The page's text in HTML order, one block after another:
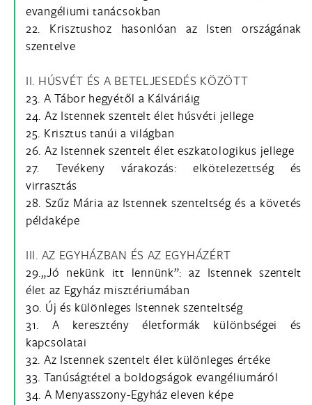
evangéliumi tanácsokban
22. Krisztushoz hasonlóan az Isten országának
szentelve
II. HÚSVÉT ÉS A BETELJESEDÉS KÖZÖTT
23. A Tábor hegyétől a Kálváriáig
24. Az Istennek szentelt élet húsvéti jellege
25. Krisztus tanúi a világban
26. Az Istennek szentelt élet eszkatologikus jellege
27. Tevékeny várakozás: elkötelezettség és
virrasztás
28. Szűz Mária az Istennek szenteltség és a követés
példaképe
III. AZ EGYHÁZBAN ÉS AZ EGYHÁZÉRT
29.„Jó nekünk itt lennünk”: az Istennek szentelt
élet az Egyház misztériumában
30. Új és különleges Istennek szenteltség
31. A keresztény életformák különbségei és
kapcsolatai
32. Az Istennek szentelt élet különleges értéke
33. Tanúságtétel a boldogságok evangéliumáról
34. A Menyasszony-Egyház eleven képe